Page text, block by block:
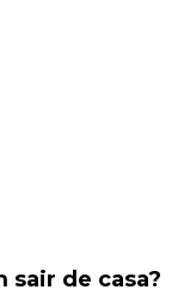
sair de casa?